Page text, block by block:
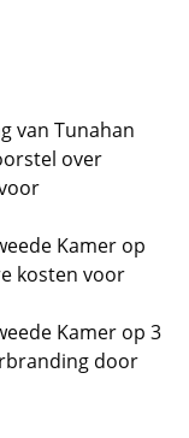
van Tunahan
over
Kamer op
kosten voor
Kamer op 3
door